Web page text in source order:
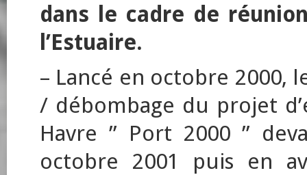
dans le cadre de
l’Estuaire.
– Lancé en octobre 2000,
/ débombage du projet
Havre ” Port 2000 ”
octobre 2001 puis en